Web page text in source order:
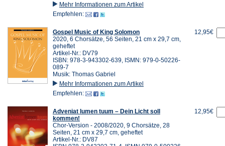
Mehr Informationen zum Artikel
Empfehlen:
Gospel Music of King Solomon
2020, 6 Chorsätze, 56 Seiten, 21 cm x 29,7 cm,
geheftet
Artikel-Nr.: DV79
ISBN: 978-3-943302-639, ISMN: 979-0-50226-
089-7
Musik: Thomas Gabriel
Mehr Informationen zum Artikel
Empfehlen:
12,95€
Adveniat lumen tuum – Dein Licht soll
kommen!
Chor-Version - 2008/2020, 9 Chorsätze, 28
Seiten, 21 cm x 29,7 cm, geheftet
Artikel-Nr.: DV87
12,95€